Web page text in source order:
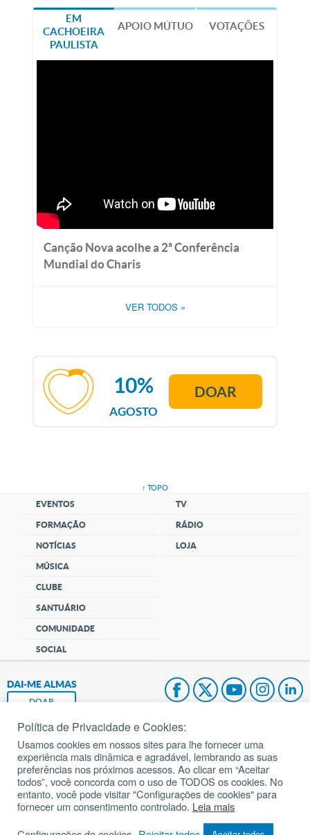
EM
CACHOEIRA
PAULISTA
APOIO MÚTUO VOTAÇÕES
Canção Nova acolhe a 2ª Conferência
Mundial do Charis
VER TODOS »
AGOSTO
10% DOAR
↑ TOPO
EVENTOS
FORMAÇÃO
NOTÍCIAS
MÚSICA
CLUBE
SANTUÁRIO
COMUNIDADE
SOCIAL
TV
RÁDIO
LOJA
DAI-ME ALMAS
DOAR
Fundação João Paulo II
Pedido de Oração
Mapa do site
Política de Privacidade e Cookies:
Usamos cookies em nossos sites para lhe fornecer uma
experiência mais dinâmica e agradável, lembrando as suas
preferências nos próximos acessos. Ao clicar em “Aceitar
todos”, você concorda com o uso de TODOS os cookies. No
entanto, você pode visitar "Configurações de cookies" para
fornecer um consentimento controlado. Leia mais